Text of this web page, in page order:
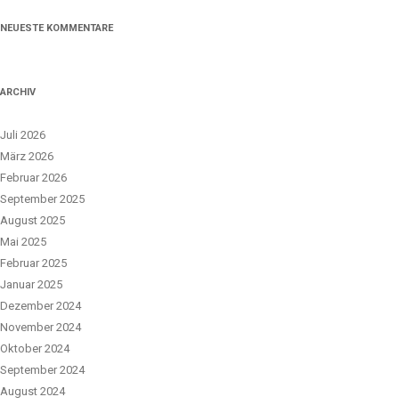
NEUESTE KOMMENTARE
ARCHIV
Juli 2026
März 2026
Februar 2026
September 2025
August 2025
Mai 2025
Februar 2025
Januar 2025
Dezember 2024
November 2024
Oktober 2024
September 2024
August 2024